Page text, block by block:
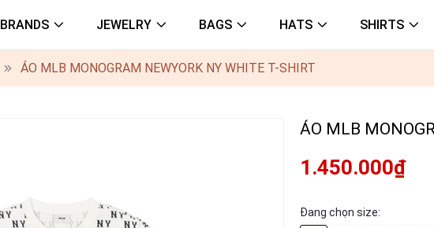
BRANDS JEWELRY BAGS HATS SHIRTS
ÁO MLB MONOGRAM NEWYORK NY WHITE T-SHIRT
ÁO MLB
1.450.000₫
Đang chọn size: